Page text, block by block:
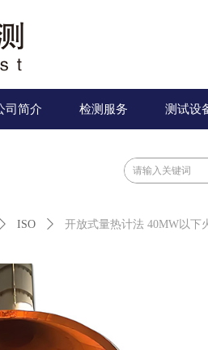
司简介 检测服务 测试设
ꄲ ISO ꄲ 开放式量热计法 40MW以下